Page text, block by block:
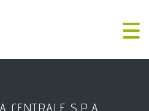
CENTRALE S.P.A.